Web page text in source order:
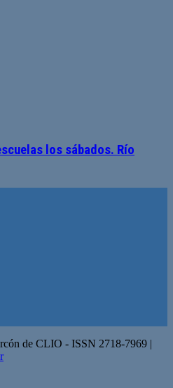
los sábados. Río
de CLIO - ISSN 2718-7969 |